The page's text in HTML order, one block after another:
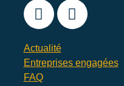
Actualité
Entreprises engagées
FAQ